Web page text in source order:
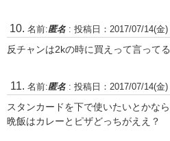
名前:匿名 : 投稿日：2017/07/14(金
反チャンは2kの時に買えって言って
名前:匿名 : 投稿日：2017/07/14(金
スタンカードを下で使いたいとかな
晩飯はカレーとピザどっちがええ？